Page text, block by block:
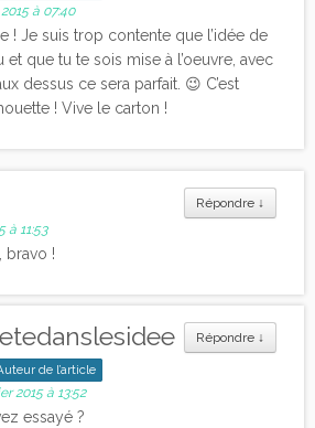
à 07:40
! Je suis trop contente que l’idée de
et que tu te sois mise à l’oeuvre, avec
dessus ce sera parfait. 😉 C’est
! Vive le carton !
Répondre ↓
à 11:53
bravo !
Répondre ↓
de l’article
2015 à 13:52
essayé ?